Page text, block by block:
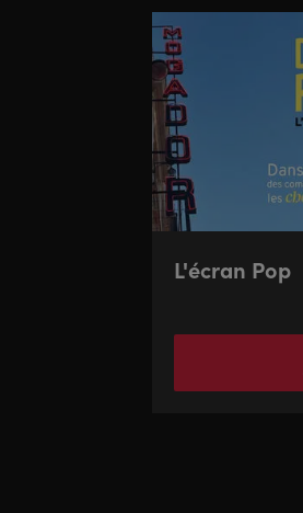
L'écran Pop